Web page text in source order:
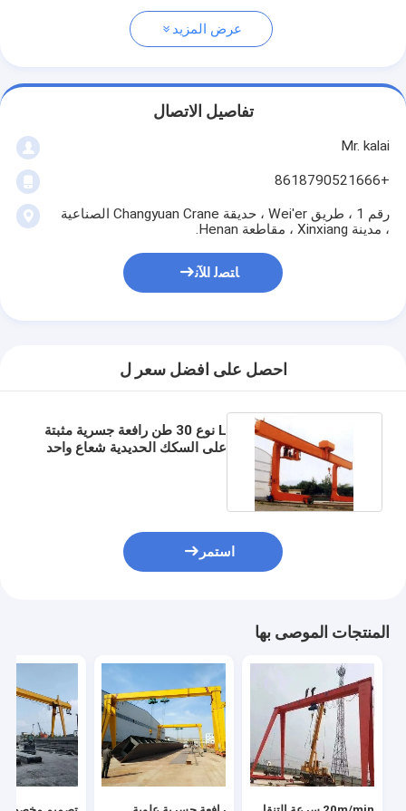
عرض المزيد
تفاصيل الاتصال
Mr. kalai
+8618790521666
رقم 1 ، طريق Wei'er ، حديقة Changyuan Crane الصناعية
، مدينة Xinxiang ، مقاطعة Henan.
ﺎﺘﺼﻟ ﺍﻶﻧ
احصل على افضل سعر ل
L نوع 30 طن رافعة جسرية مثبتة
على السكك الحديدية شعاع واحد
استمر
المنتجات الموصى بها